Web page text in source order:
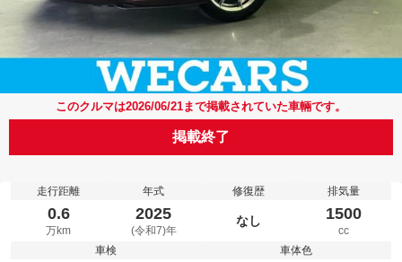
このクルマは2026/06/21まで掲載されていた車輛です。
掲載終了
走行距離
0.6
万km
年式
2025
(令和7)年
修復歴
なし
排気量
1500
cc
車検
車体色